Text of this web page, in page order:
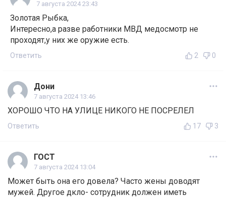
7 августа 2024 23:43
Золотая Рыбка,
Интересно,а разве работники МВД медосмотр не
проходят,у них же оружие есть.
Ответить 2 0
Дони
7 августа 2024 13:46
ХОРОШО ЧТО НА УЛИЦЕ НИКОГО НЕ ПОСРЕЛЕЛ
Ответить 17 3
ГОСТ
7 августа 2024 13:04
Может быть она его довела? Часто жены доводят
мужей. Другое дкло- сотрудник должен иметь